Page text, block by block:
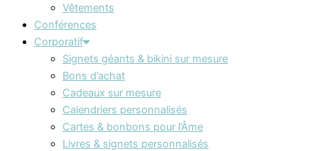
Vêtements
Conférences
Corporatif
Signets géants & bikini sur mesure
Bons d’achat
Cadeaux sur mesure
Calendriers personnalisés
Cartes & bonbons pour l’Âme
Livres & signets personnalisés